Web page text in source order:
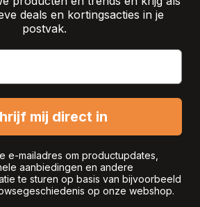
deals en kortingsacties in je
postvak.
mij direct in
e-mailadres om productupdates,
aanbiedingen en andere
te sturen op basis van bijvoorbeeld
op onze webshop.